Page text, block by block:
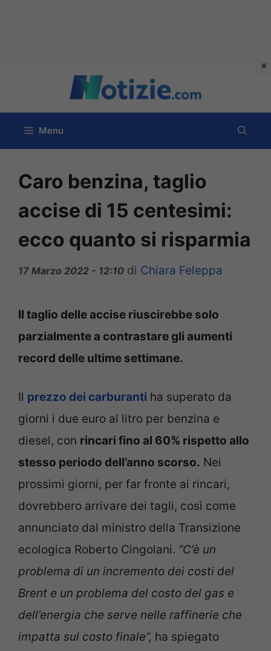
contenuto
Menu
Caro benzina, taglio
accise di 15 centesimi:
ecco quanto si risparmia
17 Marzo 2022 - 12:10 di Chiara Feleppa
Il taglio delle accise riuscirebbe solo
parzialmente a contrastare gli aumenti
record delle ultime settimane.
Il prezzo dei carburanti ha superato da
giorni i due euro al litro per benzina e
diesel, con rincari fino al 60% rispetto allo
stesso periodo dell’anno scorso. Nei
prossimi giorni, per far fronte ai rincari,
dovrebbero arrivare dei tagli, così come
annunciato dal ministro della Transizione
ecologica Roberto Cingolani. “C’è un
problema di un incremento dei costi del
Brent e un problema del costo del gas e
dell’energia che serve nelle raffinerie che
impatta sul costo finale”, ha spiegato